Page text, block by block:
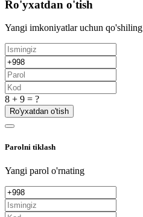
Ro'yxatdan o'tish
Yangi imkoniyatlar uchun qo'shiling
8 + 9 = ?
Ro'yxatdan o'tish
Parolni tiklash
Yangi parol o'rnating